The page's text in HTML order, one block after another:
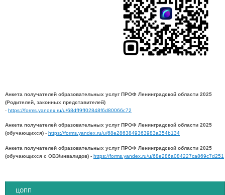
Анкета получателей образовательных услуг ПРОФ Ленинградской области 2025
(Родителей, законных представителей)
- https://forms.yandex.ru/u/68dff9ff02848f6d80066c72
Анкета получателей образовательных услуг ПРОФ Ленинградской области 2025
(обучающихся) - https://forms.yandex.ru/u/68e2863849363983a354b134
Анкета получателей образовательных услуг ПРОФ Ленинградской области 2025
(обучающихся с ОВЗ/инвалидов) - https://forms.yandex.ru/u/68e286a084227ca869c7d251
ЦОПП